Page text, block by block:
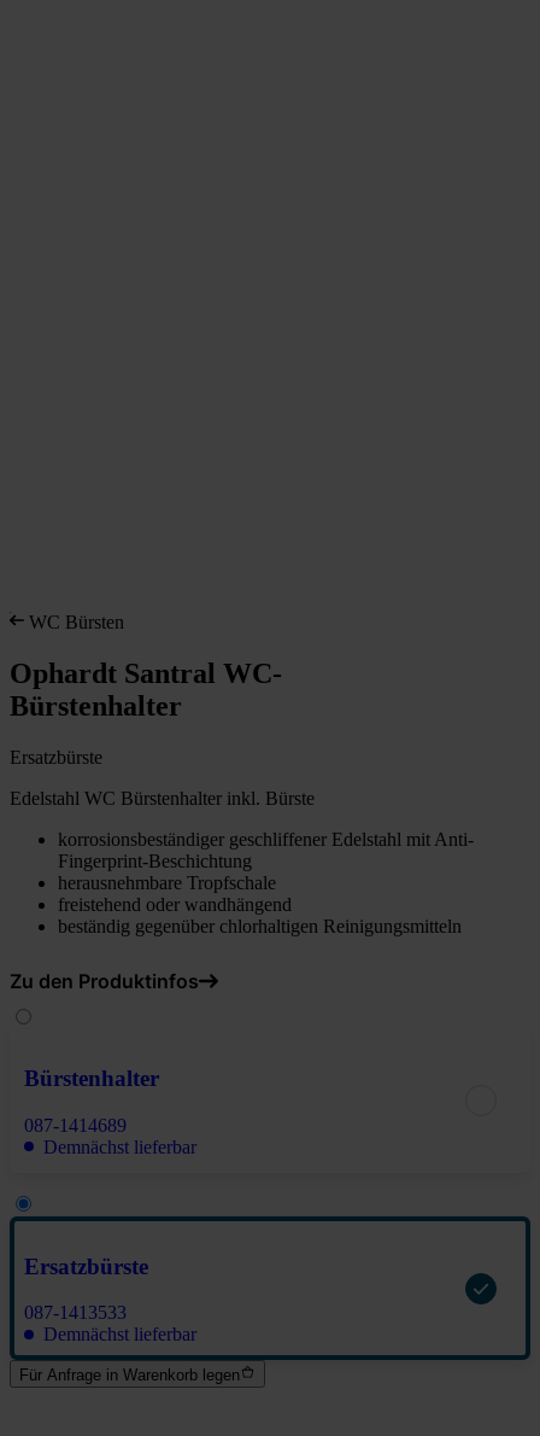
WC Bürsten
Ophardt Santral WC-
Bürstenhalter
Ersatzbürste
Edelstahl WC Bürstenhalter inkl. Bürste
korrosionsbeständiger geschliffener Edelstahl mit Anti-
Fingerprint-Beschichtung
herausnehmbare Tropfschale
freistehend oder wandhängend
beständig gegenüber chlorhaltigen Reinigungsmitteln
Zu den Produktinfos
Bürstenhalter
087-1414689
Demnächst lieferbar
Ersatzbürste
087-1413533
Demnächst lieferbar
Für Anfrage in Warenkorb legen